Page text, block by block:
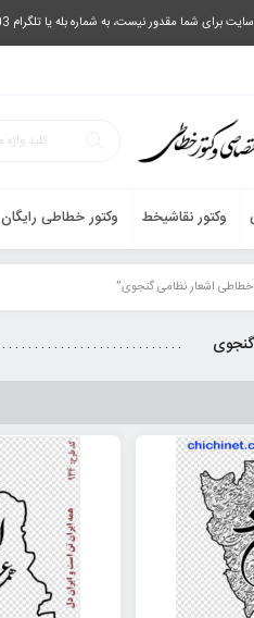
یا تلگرام 09033063003 پیام بفرستید، یا تماس بگیرید و طرح مورد نظر خود را دریافت نمایید.
وکتور نقاشیخط وکتور خطاطی رایگان
اشعار نظامی گنجوی”